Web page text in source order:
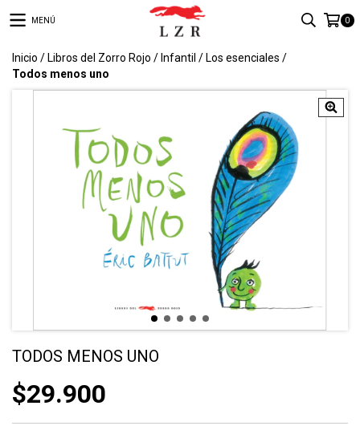
MENÚ 0
Inicio / Libros del Zorro Rojo / Infantil / Los esenciales /
Todos menos uno
TODOS MENOS UNO
$29.900